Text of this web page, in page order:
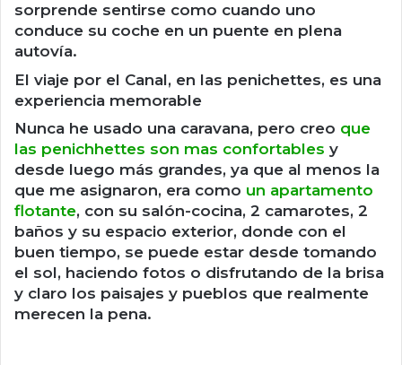
sorprende sentirse como cuando uno
conduce su coche en un puente en plena
autovía.
El viaje por el Canal, en las penichettes, es una
experiencia memorable
Nunca he usado una caravana, pero creo que
las penichhettes son mas confortables y
desde luego más grandes, ya que al menos la
que me asignaron, era como un apartamento
flotante, con su salón-cocina, 2 camarotes, 2
baños y su espacio exterior, donde con el
buen tiempo, se puede estar desde tomando
el sol, haciendo fotos o disfrutando de la brisa
y claro los paisajes y pueblos que realmente
merecen la pena.